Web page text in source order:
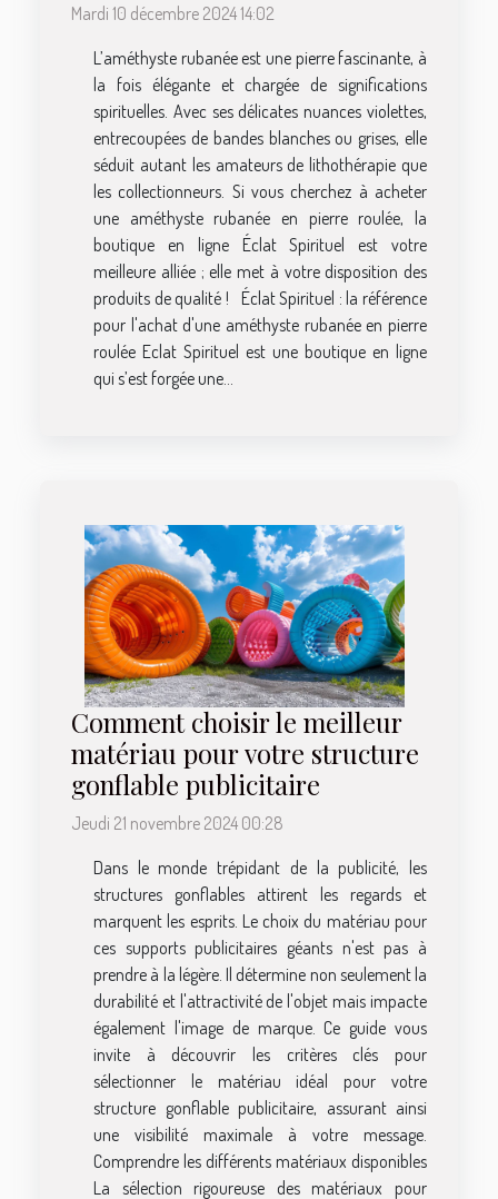
Mardi 10 décembre 2024 14:02
L’améthyste rubanée est une pierre fascinante, à
la fois élégante et chargée de significations
spirituelles. Avec ses délicates nuances violettes,
entrecoupées de bandes blanches ou grises, elle
séduit autant les amateurs de lithothérapie que
les collectionneurs. Si vous cherchez à acheter
une améthyste rubanée en pierre roulée, la
boutique en ligne Éclat Spirituel est votre
meilleure alliée ; elle met à votre disposition des
produits de qualité ! Éclat Spirituel : la référence
pour l'achat d'une améthyste rubanée en pierre
roulée Eclat Spirituel est une boutique en ligne
qui s’est forgée une...
Comment choisir le meilleur
matériau pour votre structure
gonflable publicitaire
Jeudi 21 novembre 2024 00:28
Dans le monde trépidant de la publicité, les
structures gonflables attirent les regards et
marquent les esprits. Le choix du matériau pour
ces supports publicitaires géants n'est pas à
prendre à la légère. Il détermine non seulement la
durabilité et l'attractivité de l'objet mais impacte
également l'image de marque. Ce guide vous
invite à découvrir les critères clés pour
sélectionner le matériau idéal pour votre
structure gonflable publicitaire, assurant ainsi
une visibilité maximale à votre message.
Comprendre les différents matériaux disponibles
La sélection rigoureuse des matériaux pour